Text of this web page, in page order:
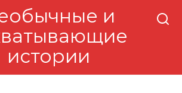
и
истории